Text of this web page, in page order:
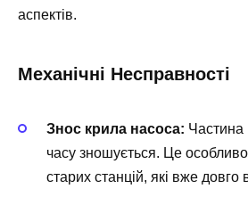
аспектів.
Механічні Несправності
Знос крила насоса: Частина
часу зношується. Це
старих станцій, які вже довго